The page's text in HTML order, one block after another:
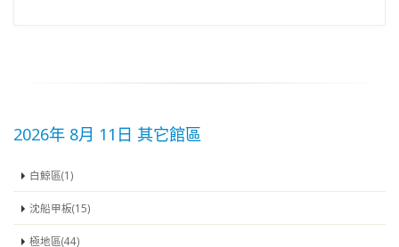
2026年 8月 11日 其它館區
白鯨區(1)
沈船甲板(15)
極地區(44)